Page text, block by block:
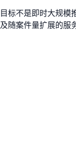
目标不是即时大规模
及随案件量扩展的服